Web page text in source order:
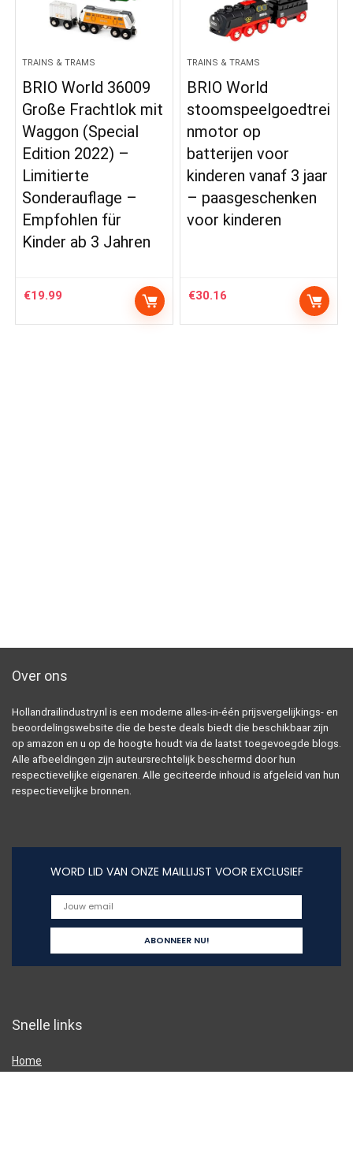
TRAINS & TRAMS
BRIO World 36009
Große Frachtlok mit
Waggon (Special
Edition 2022) –
Limitierte
Sonderauflage –
Empfohlen für
Kinder ab 3 Jahren
€19.99
TRAINS & TRAMS
BRIO World
stoomspeelgoedtrei
nmotor op
batterijen voor
kinderen vanaf 3 jaar
– paasgeschenken
voor kinderen
€30.16
Over ons
Hollandrailindustry.nl is een moderne alles-in-één prijsvergelijkings- en
beoordelingswebsite die de beste deals biedt die beschikbaar zijn
op amazon en u op de hoogte houdt via de laatst toegevoegde blogs.
Alle afbeeldingen zijn auteursrechtelijk beschermd door hun
respectievelijke eigenaren. Alle geciteerde inhoud is afgeleid van hun
respectievelijke bronnen.
WORD LID VAN ONZE MAILLIJST VOOR EXCLUSIEF
Snelle links
Home